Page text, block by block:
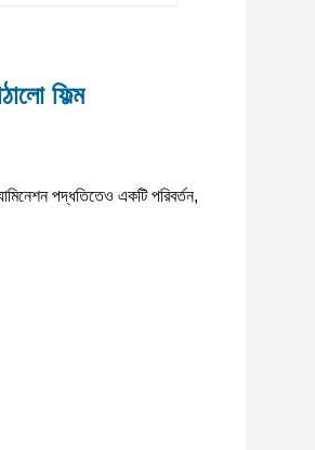
ফিল্ম
পদ্ধতিতেও একটি পরিবর্তন,